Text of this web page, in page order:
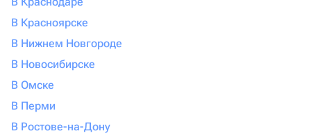
В Красноярске
В Нижнем Новгороде
В Новосибирске
В Омске
В Перми
В Ростове-на-Дону